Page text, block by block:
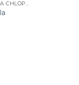
KURTKA PUCHOWA DLA CHLOPCA